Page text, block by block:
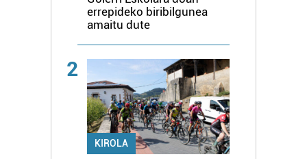
errepideko biribilgunea
amaitu dute
2
KIROLA